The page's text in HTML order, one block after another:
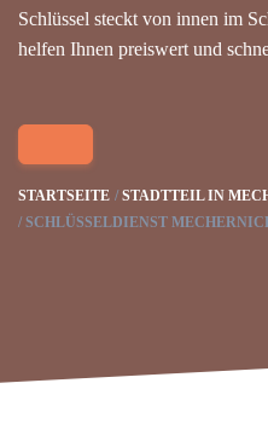
Schlüssel steckt von innen im
helfen Ihnen preiswert und
STARTSEITE
STADTTEIL IN
SCHLÜSSELDIENST